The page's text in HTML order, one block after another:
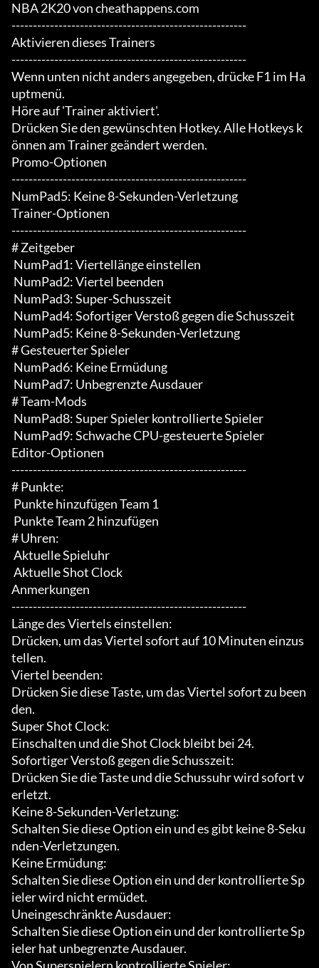
NBA 2K20 von cheathappens.com
-------------------------------------------------------
Aktivieren dieses Trainers
-------------------------------------------------------
Wenn unten nicht anders angegeben, drücke F1 im Ha
uptmenü.
Höre auf 'Trainer aktiviert'.
Drücken Sie den gewünschten Hotkey. Alle Hotkeys k
önnen am Trainer geändert werden.
Promo-Optionen
-------------------------------------------------------
NumPad5: Keine 8-Sekunden-Verletzung
Trainer-Optionen
-------------------------------------------------------
# Zeitgeber
# Gesteuerter Spieler
# Team-Mods
Editor-Optionen
-------------------------------------------------------
# Punkte:
# Uhren:
Anmerkungen
-------------------------------------------------------
Länge des Viertels einstellen:
Drücken, um das Viertel sofort auf 10 Minuten einzus
tellen.
Viertel beenden:
Drücken Sie diese Taste, um das Viertel sofort zu been
den.
Super Shot Clock:
Einschalten und die Shot Clock bleibt bei 24.
Sofortiger Verstoß gegen die Schusszeit:
Drücken Sie die Taste und die Schussuhr wird sofort v
erletzt.
Keine 8-Sekunden-Verletzung:
Schalten Sie diese Option ein und es gibt keine 8-Seku
nden-Verletzungen.
Keine Ermüdung:
Schalten Sie diese Option ein und der kontrollierte Sp
ieler wird nicht ermüdet.
Uneingeschränkte Ausdauer:
Schalten Sie diese Option ein und der kontrollierte Sp
ieler hat unbegrenzte Ausdauer.